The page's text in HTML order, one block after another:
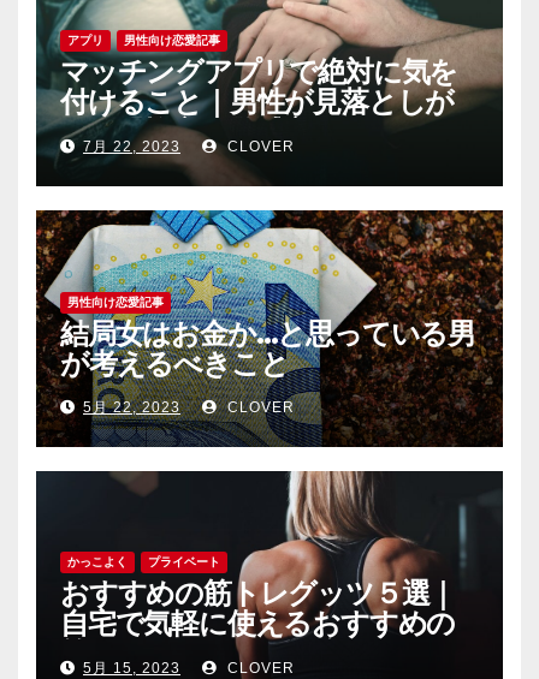
アプリ 男性向け恋愛記事
マッチングアプリで絶対に気を
付けること｜男性が見落としが
ちな恐怖心と警戒心
7月 22, 2023 CLOVER
男性向け恋愛記事
結局女はお金か…と思っている男
が考えるべきこと
5月 22, 2023 CLOVER
かっこよく プライベート
おすすめの筋トレグッツ５選｜
自宅で気軽に使えるおすすめの
筋トレグッツをご紹介
5月 15, 2023 CLOVER